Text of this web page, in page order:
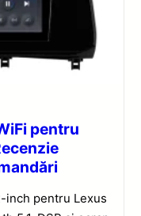
pentru
inch pentru Lexus